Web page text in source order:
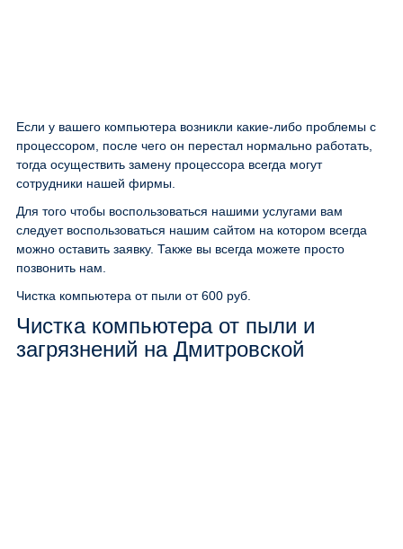
Если у вашего компьютера возникли какие-либо проблемы с
процессором, после чего он перестал нормально работать,
тогда осуществить замену процессора всегда могут
сотрудники нашей фирмы.
Для того чтобы воспользоваться нашими услугами вам
следует воспользоваться нашим сайтом на котором всегда
можно оставить заявку. Также вы всегда можете просто
позвонить нам.
Чистка компьютера от пыли от 600 руб.
Чистка компьютера от пыли и
загрязнений на Дмитровской